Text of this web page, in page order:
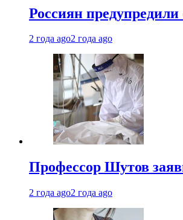
Россиян предупредили
2 года ago2 года ago
Профессор Шутов
2 года ago2 года ago